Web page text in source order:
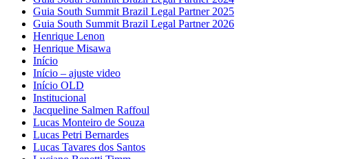
Guia South Summit Brazil Legal Partner 2025
Guia South Summit Brazil Legal Partner 2026
Henrique Lenon
Henrique Misawa
Início
Início – ajuste video
Início OLD
Institucional
Jacqueline Salmen Raffoul
Lucas Monteiro de Souza
Lucas Petri Bernardes
Lucas Tavares dos Santos